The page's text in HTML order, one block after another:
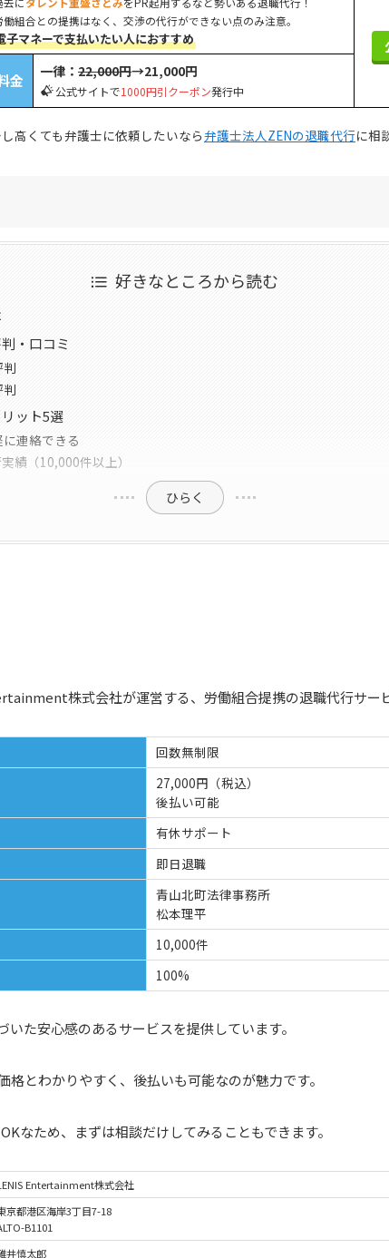
働組合との提携はなく、交渉の代行ができない点のみ注意。
子マネーで支払いたい人におすすめ
金 一律： 22,000円→21,000円
公式サイトで1000円引クーポン発行中
高くても弁護士に依頼したいなら弁護士法人ZENの退職代行に相
好きなところから読む
・口コミ
判
ット5選
連絡できる
績（10,000件以上）
ひらく
株式会社が運営する、労働組合提携の退職代行サー
回数無制限
27,000円（税込）
後払い可能
有休サポート
即日退職
青山北町法律事務所
松本理平
10,000件
100%
た安心感のあるサービスを提供しています。
とわかりやすく、後払いも可能なのが魅力です。
なため、まずは相談だけしてみることもできます。
Entertainment株式会社
京都港区海岸3丁目7-18
B1101
井慎太郎